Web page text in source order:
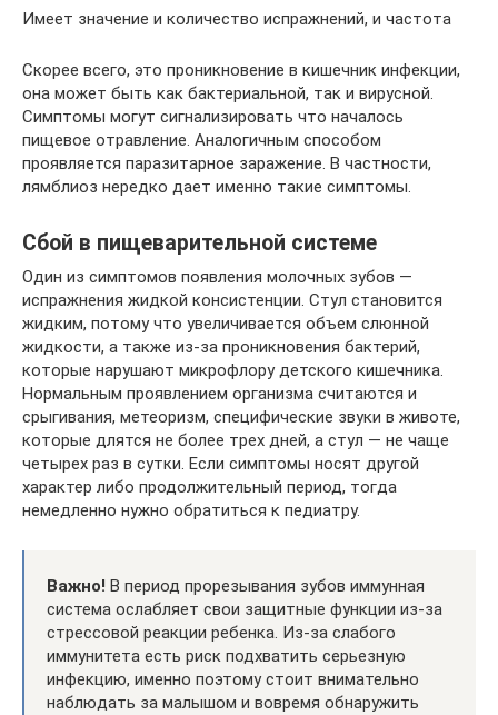
Имеет значение и количество испражнений, и частота
Скорее всего, это проникновение в кишечник инфекции,
она может быть как бактериальной, так и вирусной.
Симптомы могут сигнализировать что началось
пищевое отравление. Аналогичным способом
проявляется паразитарное заражение. В частности,
лямблиоз нередко дает именно такие симптомы.
Сбой в пищеварительной системе
Один из симптомов появления молочных зубов —
испражнения жидкой консистенции. Стул становится
жидким, потому что увеличивается объем слюнной
жидкости, а также из-за проникновения бактерий,
которые нарушают микрофлору детского кишечника.
Нормальным проявлением организма считаются и
срыгивания, метеоризм, специфические звуки в животе,
которые длятся не более трех дней, а стул — не чаще
четырех раз в сутки. Если симптомы носят другой
характер либо продолжительный период, тогда
немедленно нужно обратиться к педиатру.
Важно! В период прорезывания зубов иммунная
система ослабляет свои защитные функции из-за
стрессовой реакции ребенка. Из-за слабого
иммунитета есть риск подхватить серьезную
инфекцию, именно поэтому стоит внимательно
наблюдать за малышом и вовремя обнаружить